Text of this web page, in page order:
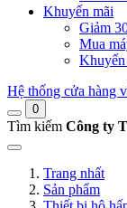
Khuyến mãi
Giảm
Mua
Hệ thống cửa hàng
0
Tìm kiếm Công ty
Trang nhất
Sản phẩm